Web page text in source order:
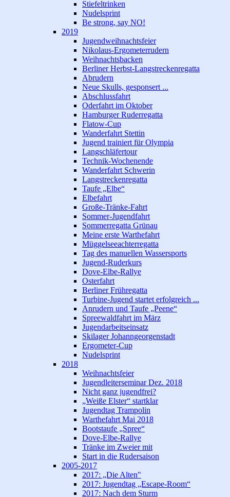
Stiefeltrinken
Nudelsprint
Be strong, say NO!
2019
Jugendweihnachtsfeier
Nikolaus-Ergometerrudern
Weihnachtsbacken
Berliner Herbst-Langstreckenregatta
Abrudern
Neue Skulls, gesponsert ...
Abschlussfahrt
Oderfahrt im Oktober
Hamburger Ruderregatta
Flatow-Cup
Wanderfahrt Stettin
Jugend trainiert für Olympia
Langschläfertour
Technik-Wochenende
Wanderfahrt Schwerin
Langstreckenregatta
Taufe „Elbe“
Elbefahrt
Große-Tränke-Fahrt
Sommer-Jugendfahrt
Sommerregatta Grünau
Meine erste Warthefahrt
Müggelseeachterregatta
Tag des manuellen Wassersports
Jugend-Ruderkurs
Dove-Elbe-Rallye
Osterfahrt
Berliner Frühregatta
Turbine-Jugend startet erfolgreich ...
Anrudern und Taufe „Peene“
Spreewaldfahrt im März
Jugendarbeitseinsatz
Skilager Johanngeorgenstadt
Ergometer-Cup
Nudelsprint
2018
Weihnachtsfeier
Jugendleiterseminar Dez. 2018
Nicht ganz jugendfrei?
„Weiße Elster“ startklar
Jugendtag Trampolin
Warthefahrt Mai 2018
Bootstaufe „Spree“
Dove-Elbe-Rallye
Tränke im Zweier mit
Start in die Rudersaison
2005-2017
2017: „Die Alten"
2017: Jugendtag „Escape-Room“
2017: Nach dem Sturm